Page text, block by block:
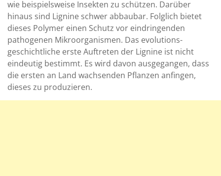
wie beispielsweise Insekten zu schützen. Darüber
hinaus sind Lignine schwer abbaubar. Folglich bietet
dieses Polymer einen Schutz vor eindringenden
pathogenen Mikroorganismen. Das evolutions-
geschichtliche erste Auftreten der Lignine ist nicht
eindeutig bestimmt. Es wird davon ausgegangen, dass
die ersten an Land wachsenden Pflanzen anfingen,
dieses zu produzieren.